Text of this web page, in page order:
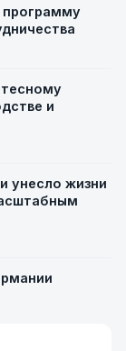
программу
и
унесло жизни